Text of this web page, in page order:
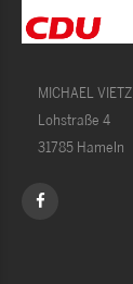
MICHAEL VIETZ
Lohstraße 4
31785 Hameln